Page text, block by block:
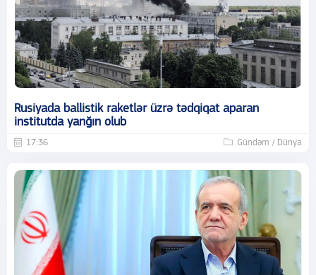
Rusiyada ballistik raketlər üzrə tədqiqat aparan
institutda yanğın olub
17:36 Gündəm / Dünya